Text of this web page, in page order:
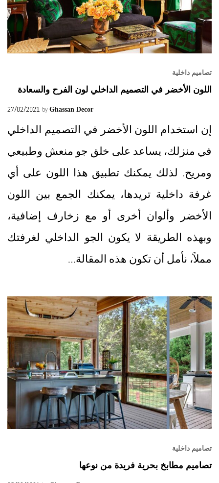
تصاميم داخلية
اللون الأخضر في التصميم الداخلي لون الفرح والسعادة
27/02/2021 by Ghassan Decor
إن استخدام اللون الأخضر في التصميم الداخلي
في منزلك، يساعد على خلق جو منعش وطبيعي
ومريح. لذلك يمكنك تطبيق هذا اللون على أي
غرفة داخلية تريدها، يمكنك الجمع بين اللون
الأخضر وألوان أخرى أو مع زخارف إضافية،
وبهذه الطريقة لا يكون الجو الداخلي لغرفتك
مملاً، نأمل أن تكون هذه المقالة…
تصاميم داخلية
تصاميم مطابخ بحرية فريدة من نوعها